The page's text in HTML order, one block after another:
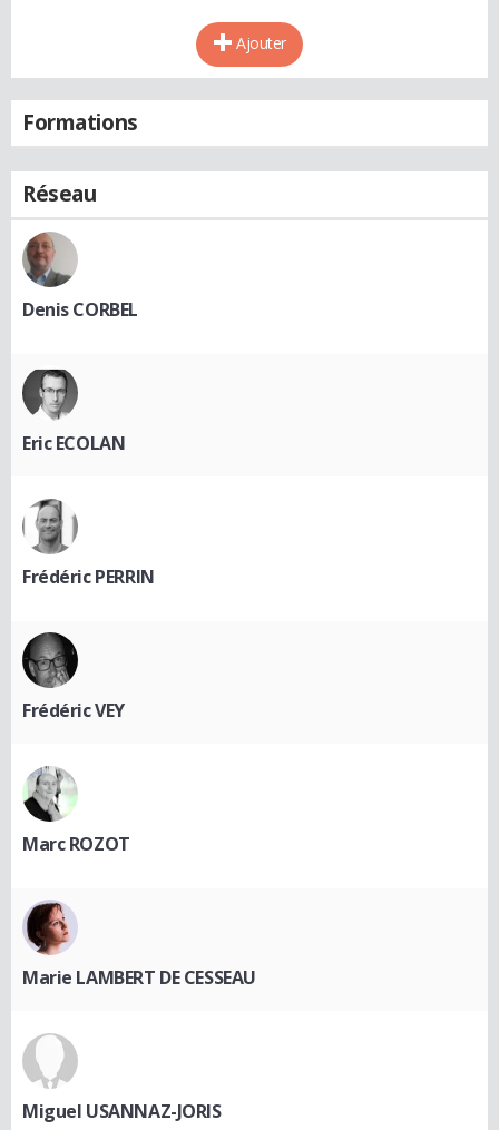
Ajouter
Formations
Réseau
Denis CORBEL
Eric ECOLAN
Frédéric PERRIN
Frédéric VEY
Marc ROZOT
Marie LAMBERT DE CESSEAU
Miguel USANNAZ-JORIS